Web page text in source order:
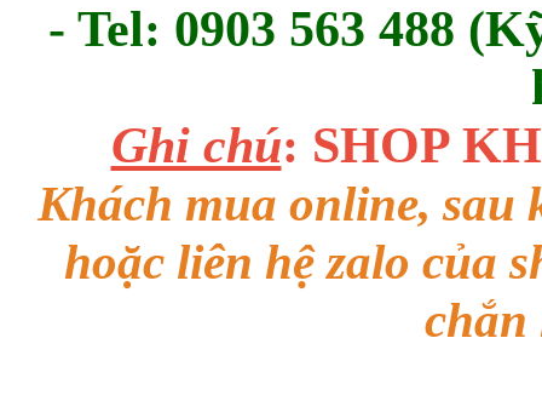
- Tel: 0903 563 488
Ghi chú: SHOP
Khách mua online,
hoặc liên hệ zalo của
chắn